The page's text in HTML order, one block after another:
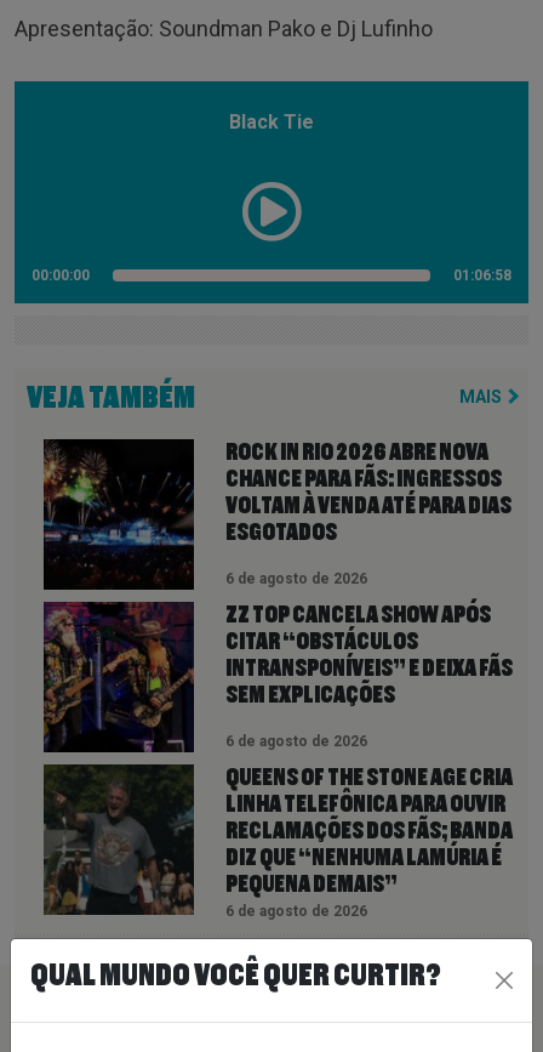
Apresentação: Soundman Pako e Dj Lufinho
Black Tie
00:00:00 01:06:58
VEJA TAMBÉM MAIS
ROCK IN RIO 2026 ABRE NOVA
CHANCE PARA FÃS: INGRESSOS
VOLTAM À VENDA ATÉ PARA DIAS
ESGOTADOS
6 de agosto de 2026
ZZ TOP CANCELA SHOW APÓS
CITAR “OBSTÁCULOS
INTRANSPONÍVEIS” E DEIXA FÃS
SEM EXPLICAÇÕES
6 de agosto de 2026
QUEENS OF THE STONE AGE CRIA
LINHA TELEFÔNICA PARA OUVIR
RECLAMAÇÕES DOS FÃS; BANDA
DIZ QUE “NENHUMA LAMÚRIA É
PEQUENA DEMAIS”
6 de agosto de 2026
PEÇA SUA MÚSICA
QUAL MUNDO VOCÊ QUER CURTIR?